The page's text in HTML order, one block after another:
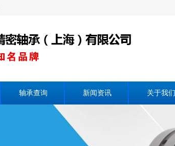
轴承查询 新闻资讯 关于我们